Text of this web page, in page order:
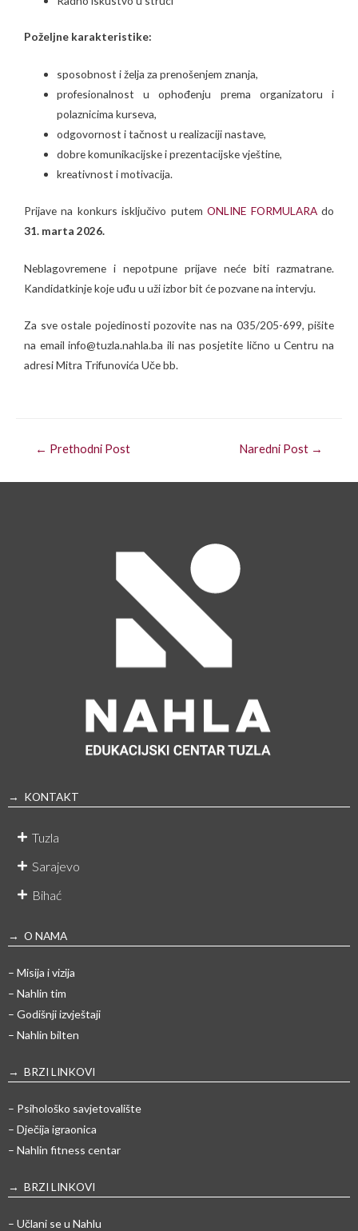
Poželjne karakteristike:
sposobnost i želja za prenošenjem znanja,
profesionalnost u ophođenju prema organizatoru i
polaznicima kurseva,
odgovornost i tačnost u realizaciji nastave,
dobre komunikacijske i prezentacijske vještine,
kreativnost i motivacija.
Prijave na konkurs isključivo putem ONLINE FORMULARAdo
31. marta 2026.
Neblagovremene i nepotpune prijave neće biti razmatrane.
Kandidatkinje koje uđu u uži izbor bit će pozvane na intervju.
Za sve ostale pojedinosti pozovite nas na 035/205-699, pišite
na email info@tuzla.nahla.ba ili nas posjetite lično u Centru na
adresi Mitra Trifunovića Uče bb.
← Prethodni Post Naredni Post →
→ KONTAKT
Tuzla
Sarajevo
Bihać
→ O NAMA
– Misija i vizija
– Nahlin tim
– Godišnji izvještaji
– Nahlin bilten
→ BRZI LINKOVI
– Psihološko savjetovalište
– Dječija igraonica
– Nahlin fitness centar
→ BRZI LINKOVI
– Učlani se u Nahlu